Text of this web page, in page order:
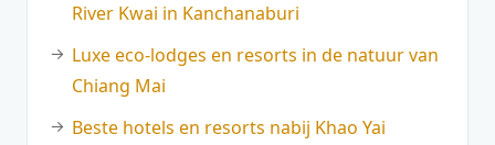
River Kwai in Kanchanaburi
Luxe eco-lodges en resorts in de natuur van
Chiang Mai
Beste hotels en resorts nabij Khao Yai